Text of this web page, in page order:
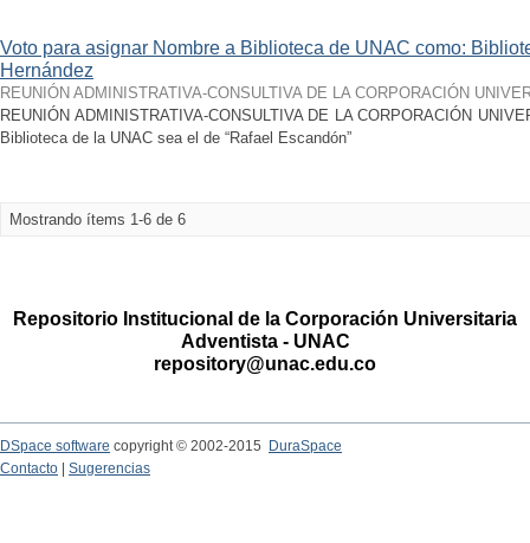
Voto para asignar Nombre a Biblioteca de UNAC como:
Hernández
REUNIÓN ADMINISTRATIVA-CONSULTIVA DE LA CORPORACIÓN
REUNIÓN ADMINISTRATIVA-CONSULTIVA DE LA CORPORACIÓN
Biblioteca de la UNAC sea el de “Rafael Escandón”
Mostrando ítems 1-6 de 6
Repositorio Institucional de la Corporación Universitaria
Adventista - UNAC
repository@unac.edu.co
DSpace software copyright © 2002-2015
DuraSpace
Contacto
Sugerencias